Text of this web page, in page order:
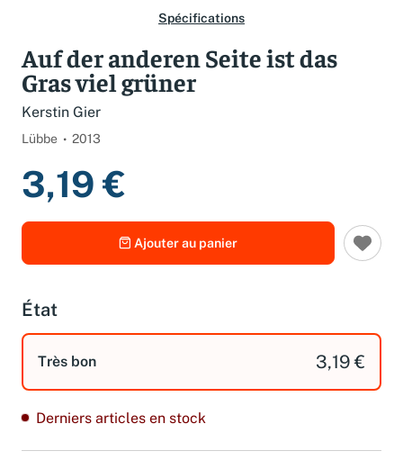
Spécifications
Auf der anderen Seite ist das
Gras viel grüner
Kerstin Gier
Lübbe 2013
3,19 €
Ajouter au panier
État
Très bon 3,19 €
Derniers articles en stock